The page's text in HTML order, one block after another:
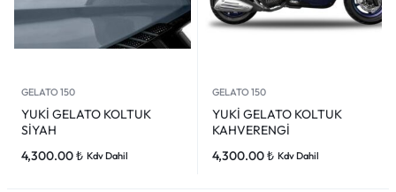
GELATO 150
YUKİ GELATO KOLTUK
SİYAH
4,300.00₺ Kdv Dahil
GELATO 150
YUKİ GELATO KOLTUK
KAHVERENGİ
4,300.00₺ Kdv Dahil